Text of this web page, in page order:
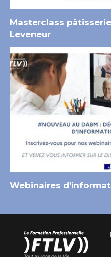
Masterclass pâtisserie
Leveneur
Webinaires